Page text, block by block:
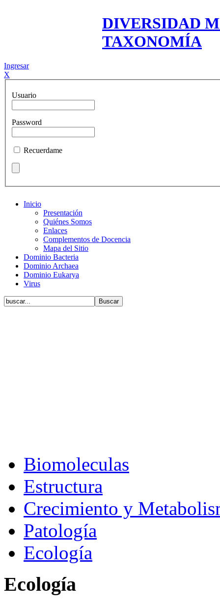
DIVERSIDAD
TAXONOMÍA
Ingresar
X
Usuario
Password
Recuerdame
Inicio
Presentación
Quiénes Somos
Enlaces
Complementos de Docencia
Mapa del Sitio
Dominio Bacteria
Dominio Archaea
Dominio Eukarya
Virus
Biomoleculas
Estructura
Crecimiento y
Patología
Ecología
Ecología